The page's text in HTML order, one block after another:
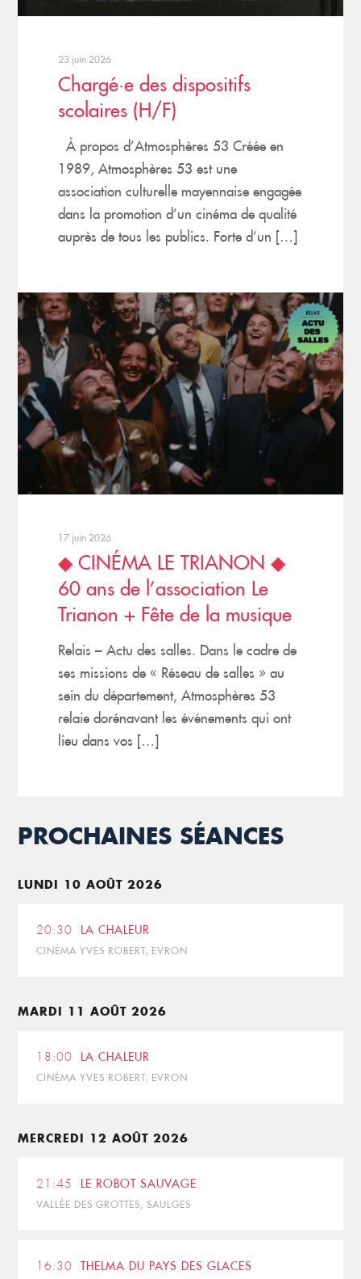
23 juin 2026
Chargé·e des dispositifs
scolaires (H/F)
À propos d’Atmosphères 53 Créée en
1989, Atmosphères 53 est une
association culturelle mayennaise engagée
dans la promotion d’un cinéma de qualité
auprès de tous les publics. Forte d’un […]
17 juin 2026
◆ CINÉMA LE TRIANON ◆
60 ans de l’association Le
Trianon + Fête de la musique
Relais – Actu des salles. Dans le cadre de
ses missions de « Réseau de salles » au
sein du département, Atmosphères 53
relaie dorénavant les événements qui ont
lieu dans vos […]
PROCHAINES SÉANCES
LUNDI 10 AOÛT 2026
20:30 LA CHALEUR
CINÉMA YVES ROBERT, EVRON
MARDI 11 AOÛT 2026
18:00 LA CHALEUR
CINÉMA YVES ROBERT, EVRON
MERCREDI 12 AOÛT 2026
21:45 LE ROBOT SAUVAGE
VALLÉE DES GROTTES, SAULGES
16:30 THELMA DU PAYS DES GLACES